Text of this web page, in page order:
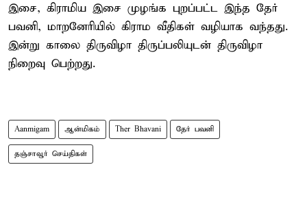
இசை, கிராமிய இசை முழங்க புறப்பட்ட இந்த தேர்
பவனி, மாறனேரியில் கிராம வீதிகள் வழியாக வந்தது.
இன்று காலை திருவிழா திருப்பலியுடன் திருவிழா
நிறைவு பெற்றது.
Aanmigam ஆன்மிகம் Ther Bhavani தேர் பவனி
தஞ்சாவூர் செய்திகள்